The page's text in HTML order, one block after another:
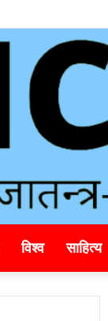
विश्व साहित्य